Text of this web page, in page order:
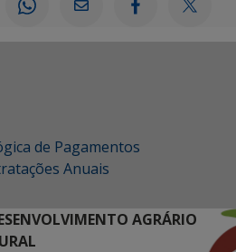
de Pagamentos
Anuais
AGRÁRIO